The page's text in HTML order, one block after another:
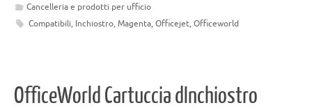
Cancelleria e prodotti per ufficio
Compatibili, Inchiostro, Magenta, Officejet, Officeworld
OfficeWorld Cartuccia dInchiostro